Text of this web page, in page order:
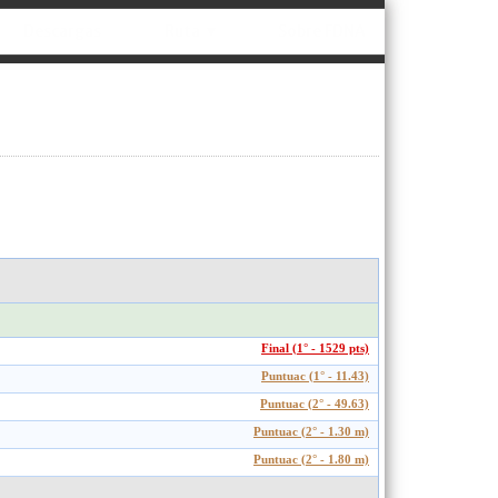
Final (1° - 1529 pts)
Puntuac (1° - 11.43)
Puntuac (2° - 49.63)
Puntuac (2° - 1.30 m)
Puntuac (2° - 1.80 m)